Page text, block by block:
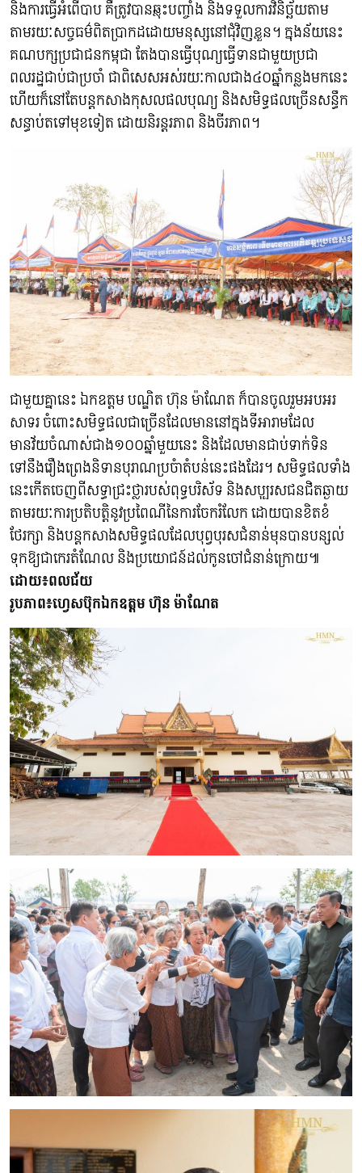
និងការធ្វើអំពើបាប គឺត្រូវបានឆ្លុះបញ្ចាំង និងទទួលការវិនិច្ឆ័យតាម
តាមរយៈសច្ចធម៌ពិតប្រាកដដោយមនុស្សនៅជុំវិញខ្លួន។ ក្នុងន័យនេះ
គណបក្សប្រជាជនកម្ពុជា តែងបានធ្វើបុណ្យធ្វើទានជាមួយប្រជា
ពលរដ្ឋជាប់ជាប្រចាំ ជាពិសេសអស់រយៈកាលជាង៤០ឆ្នាំកន្លងមកនេះ
ហើយក៏នៅតែបន្តកសាងកុសលផលបុណ្យ និងសមិទ្ធផលច្រើនសន្ធឹក
សន្ធាប់តទៅមុខទៀត ដោយនិរន្តរភាព និងចីរភាព។
ជាមួយគ្នានេះ ឯកឧត្តម បណ្ឌិត ហ៊ុន ម៉ាណែត ក៏បានចូលរួមអបអរ
សាទរ ចំពោះសមិទ្ធផលជាច្រើនដែលមាននៅក្នុងទីអារាមដែល
មានវ័យចំណាស់ជាង១០០ឆ្នាំមួយនេះ និងដែលមានជាប់ទាក់ទិន
ទៅនឹងរឿងព្រេងនិទានបុរាណប្រចំាតំបន់នេះផងដែរ។ សមិទ្ធផលទាំង
នេះកើតចេញពីសទ្ធាជ្រះថ្លារបស់ពុទ្ធបរិស័ទ និងសប្បុរសជនជិតឆ្ងាយ
តាមរយៈការប្រតិបត្តិនូវប្រពៃណីនៃការចែករំលែក ដោយបានខិតខំ
ថែរក្សា និងបន្តកសាងសមិទ្ធផលដែលបុព្វបុរសជំនាន់មុនបានបន្សល់
ទុកឱ្យជាកេរតំណែល និងប្រយោជន៍ដល់កូនចៅជំនាន់ក្រោយ៕
ដោយ៖ពលជ័យ
រូបភាព៖ហ្វេសប៊ុកឯកឧត្តម ហ៊ុន ម៉ាណែត